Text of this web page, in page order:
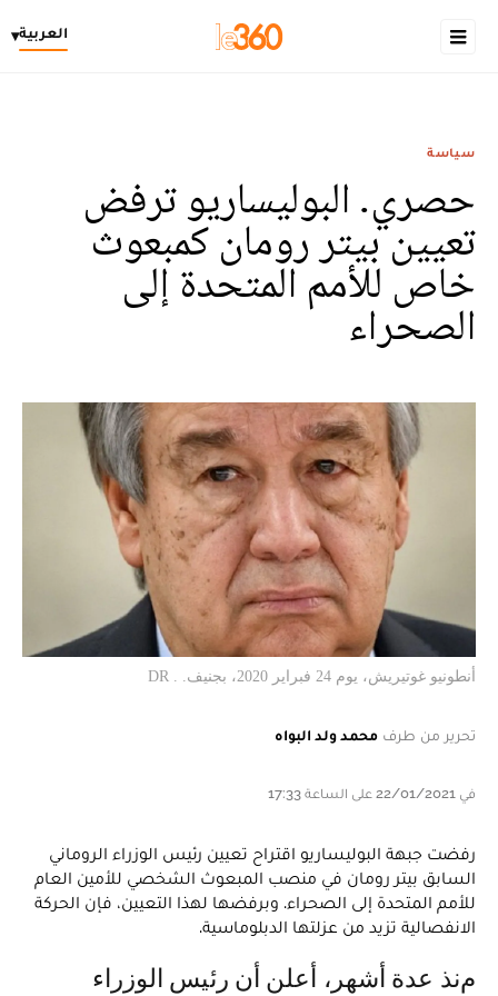
العربية▾
سياسة
حصري. البوليساريو ترفض
تعيين بيتر رومان كمبعوث
خاص للأمم المتحدة إلى
الصحراء
أنطونيو غوتيريش، يوم 24 فبراير 2020، بجنيف. . DR
تحرير من طرف محمد ولد البواه
في 22/01/2021 على الساعة 17:33
رفضت جبهة البوليساريو اقتراح تعيين رئيس الوزراء الروماني
السابق بيتر رومان في منصب المبعوث الشخصي للأمين العام
للأمم المتحدة إلى الصحراء. وبرفضها لهذا التعيين، فإن الحركة
الانفصالية تزيد من عزلتها الدبلوماسية.
منذ عدة أشهر، أعلن أن رئيس الوزراء